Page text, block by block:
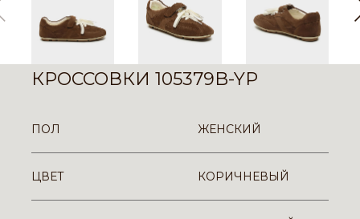
КРОССОВКИ 105379B-YP
ПОЛ ЖЕНСКИЙ
ЦВЕТ КОРИЧНЕВЫЙ